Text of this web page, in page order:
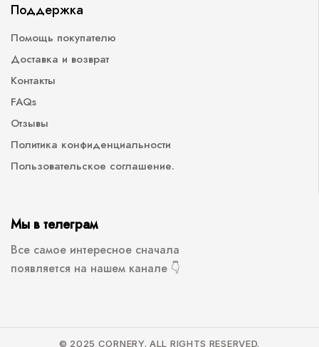
Поддержка
Помощь покупателю
Доставка и возврат
Контакты
FAQs
Отзывы
Политика конфиденциальности
Пользовательское соглашение.
Мы в телеграм
Все самое интересное сначала
появляется на нашем канале 👇
© 2025 CORNERY. ALL RIGHTS RESERVED.